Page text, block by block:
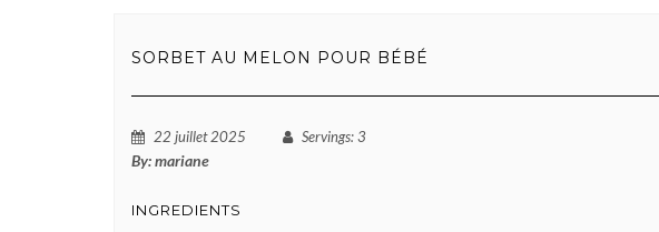
SORBET AU MELON POUR BÉBÉ
22 juillet 2025 Servings: 3
By:mariane
INGREDIENTS